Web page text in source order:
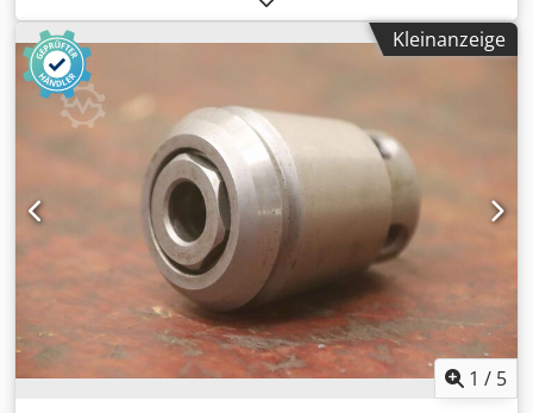
A Rdiepfx Am Rorf -Ersatzbacken: 4 -Zoll Gewinde: 1/2"-2"
Zoll -Transportkiste -Gewicht: 16 kg
Kleinanzeige
1 / 5